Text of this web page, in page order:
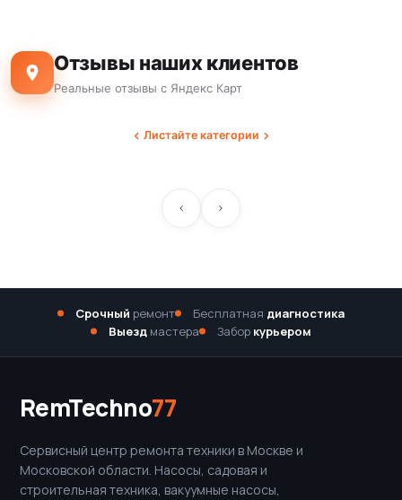
Отзывы наших клиентов
Реальные отзывы с Яндекс Карт
Листайте категории
Срочный ремонт Бесплатная диагностика
Выезд мастера Забор курьером
RemTechno77
Сервисный центр ремонта техники в Москве и
Московской области. Насосы, садовая и
строительная техника, вакуумные насосы,